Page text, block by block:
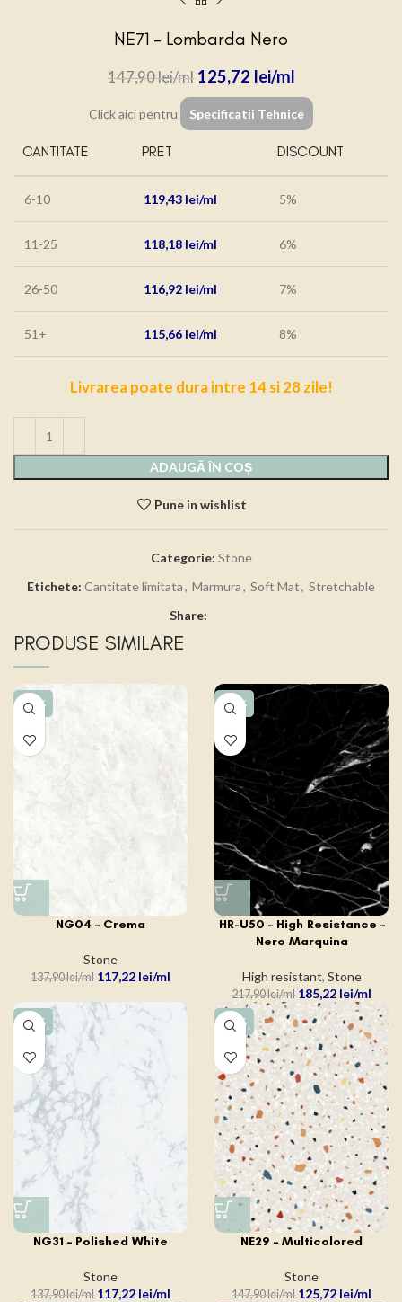
NE71 – Lombarda Nero
147,90lei 125,72 lei
Click aici pentru Specificatii Tehnice
CANTITATE PRET DISCOUNT
6-10 119,43 lei 5%
11-25 118,18 lei 6%
26-50 116,92 lei 7%
51+ 115,66 lei 8%
Livrarea poate dura intre 14 si 28 zile!
ADAUGĂ ÎN COȘ
Pune in wishlist
Categorie: Stone
Etichete: Cantitate limitata, Marmura, Soft Mat, Stretchable
Share:
PRODUSE SIMILARE
-15%
NG04 – Crema
Stone
137,90lei 117,22 lei
-15%
HR-U50 – High Resistance –
Nero Marquina
High resistant, Stone
217,90lei 185,22 lei
-15%
NG31 – Polished White
Stone
137,90lei 117,22 lei
-15%
NE29 – Multicolored
Stone
147,90lei 125,72 lei